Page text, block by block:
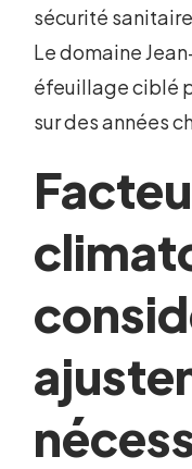
sécurité
Le domaine
éfeuillage ciblé
sur des années